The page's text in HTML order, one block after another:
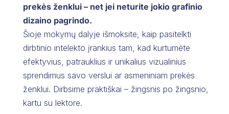
prekės ženklui – net jei neturite jokio grafinio
dizaino pagrindo.
Šioje mokymų dalyje išmoksite, kaip pasitelkti
dirbtinio intelekto įrankius tam, kad kurtumėte
efektyvius, patrauklius ir unikalius vizualinius
sprendimus savo verslui ar asmeniniam prekės
ženklui. Dirbsime praktiškai – žingsnis po žingsnio,
kartu su lektore.